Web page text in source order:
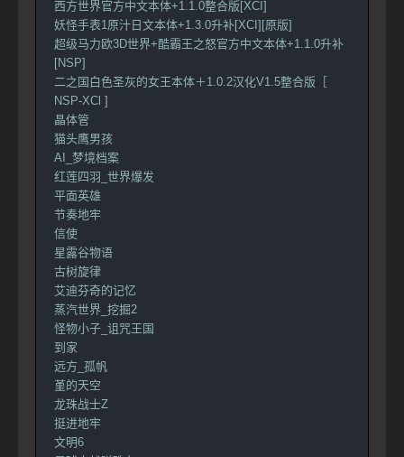
西方世界官方中文本体+1.1.0整合版[XCI]
妖怪手表1原汁日文本体+1.3.0升补[XCI][原版]
超级马力欧3D世界+酷霸王之怒官方中文本体+1.1.0升补
[NSP]
二之国白色圣灰的女王本体＋1.0.2汉化V1.5整合版［
NSP-XCl ]
晶体管
猫头鹰男孩
AI_梦境档案
红莲四羽_世界爆发
平面英雄
节奏地牢
信使
星露谷物语
古树旋律
艾迪芬奇的记忆
蒸汽世界_挖掘2
怪物小子_诅咒王国
到家
远方_孤帆
堇的天空
龙珠战士Z
挺进地牢
文明6